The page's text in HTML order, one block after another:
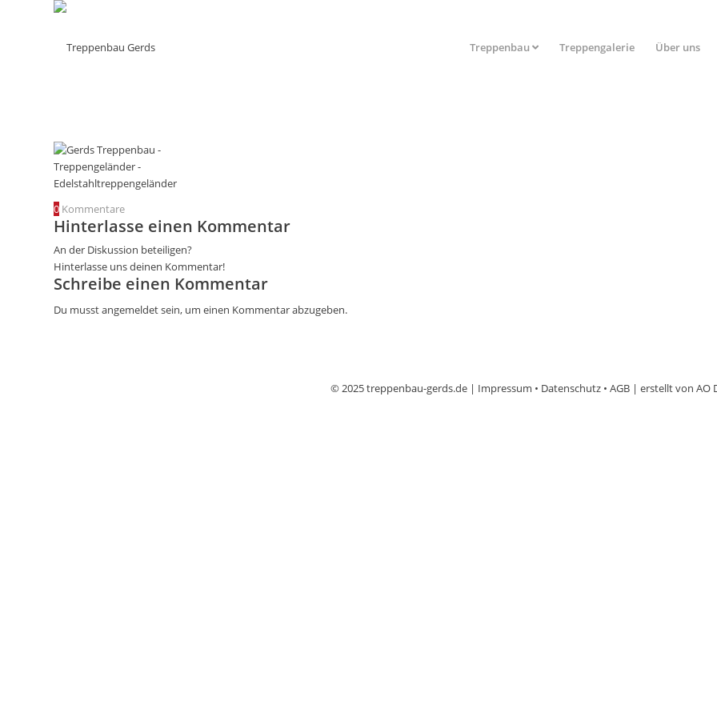
Treppenbau Treppengalerie Über uns
0 Kommentare
Hinterlasse einen Kommentar
An der Diskussion beteiligen?
Hinterlasse uns deinen Kommentar!
Schreibe einen Kommentar
Du musstangemeldetsein, um einen Kommentar abzugeben.
© 2025 treppenbau-gerds.de | Impressum • Datenschutz • AGB | erstellt von AO